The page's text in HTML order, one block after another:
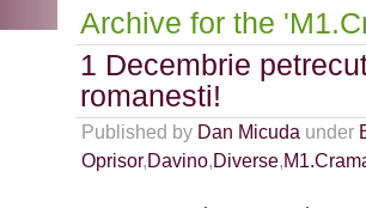
Archive for the
1 Decembrie
romanesti!
Published by Dan Micuda under
Oprisor,Davino,Diverse,